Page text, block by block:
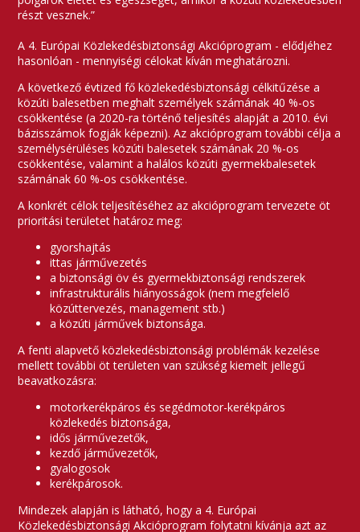
részt vesznek.”
A 4. Európai Közlekedésbiztonsági Akcióprogram - elődjéhez
hasonlóan - mennyiségi célokat kíván meghatározni.
A következő évtized fő közlekedésbiztonsági célkitűzése a
közúti balesetben meghalt személyek számának 40 %-os
csökkentése (a 2020-ra történő teljesítés alapját a 2010. évi
bázisszámok fogják képezni). Az akcióprogram további célja a
személysérüléses közúti balesetek számának 20 %-os
csökkentése, valamint a halálos közúti gyermekbalesetek
számának 60 %-os csökkentése.
A konkrét célok teljesítéséhez az akcióprogram tervezete öt
prioritási területet határoz meg:
gyorshajtás
ittas járművezetés
a biztonsági öv és gyermekbiztonsági rendszerek
infrastrukturális hiányosságok (nem megfelelő
közúttervezés, management stb.)
a közúti járművek biztonsága.
A fenti alapvető közlekedésbiztonsági problémák kezelése
mellett további öt területen van szükség kiemelt jellegű
beavatkozásra:
motorkerékpáros és segédmotor-kerékpáros
közlekedés biztonsága,
idős járművezetők,
kezdő járművezetők,
gyalogosok
kerékpárosok.
Mindezek alapján is látható, hogy a 4. Európai
Közlekedésbiztonsági Akcióprogram folytatni kívánja azt az